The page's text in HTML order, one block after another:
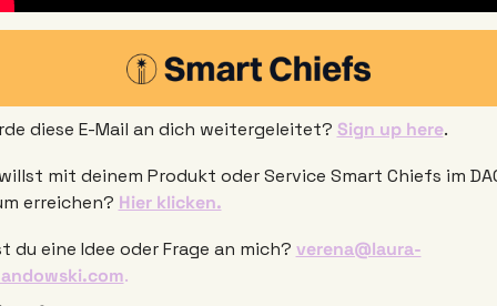
diese E-Mail an dich weitergeleitet? Sign up here.
mit deinem Produkt oder Service Smart Chiefs im
erreichen? Hier klicken.
du eine Idee oder Frage an mich? verena@laura-
.